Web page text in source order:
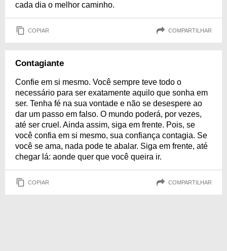
cada dia o melhor caminho.
COPIAR COMPARTILHAR
Contagiante
Confie em si mesmo. Você sempre teve todo o
necessário para ser exatamente aquilo que sonha em
ser. Tenha fé na sua vontade e não se desespere ao
dar um passo em falso. O mundo poderá, por vezes,
até ser cruel. Ainda assim, siga em frente. Pois, se
você confia em si mesmo, sua confiança contagia. Se
você se ama, nada pode te abalar. Siga em frente, até
chegar lá: aonde quer que você queira ir.
COPIAR COMPARTILHAR